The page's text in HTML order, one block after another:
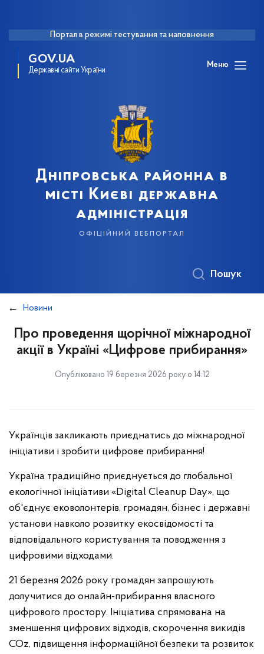
Портал в режимі тестування та наповнення
GOV.UA
Державні сайти України
Меню
Дніпровська районна в
місті Києві державна
адміністрація
офіційний вебпортал
Пошук
Новини
Про проведення щорічної міжнародної
акції в Україні «Цифрове прибирання»
Опубліковано 19 березня 2026 року о 14:12
Українців закликають приєднатись до міжнародної
ініціативи і зробити цифрове прибирання!
Україна традиційно приєднується до глобальної
екологічної ініціативи «Digital Cleanup Day», що
об'єднує ековолонтерів, громадян, бізнес і державні
установи навколо розвитку екосвідомості та
відповідального користування та поводження з
цифровими відходами.
21 березня 2026 року громадян запрошують
долучитися до онлайн-прибирання власного
цифрового простору. Ініціатива спрямована на
зменшення цифрових відходів, скорочення викидів
COz, підвищення інформаційної безпеки та розвиток